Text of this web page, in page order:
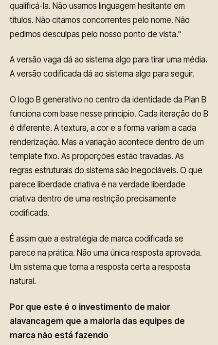
qualificá-la. Não usamos linguagem hesitante em
títulos. Não citamos concorrentes pelo nome. Não
pedimos desculpas pelo nosso ponto de vista."
A versão vaga dá ao sistema algo para tirar uma média.
A versão codificada dá ao sistema algo para seguir.
O logo B generativo no centro da identidade da Plan B
funciona com base nesse princípio. Cada iteração do B
é diferente. A textura, a cor e a forma variam a cada
renderização. Mas a variação acontece dentro de um
template fixo. As proporções estão travadas. As
regras estruturais do sistema são inegociáveis. O que
parece liberdade criativa é na verdade liberdade
criativa dentro de uma restrição precisamente
codificada.
É assim que a estratégia de marca codificada se
parece na prática. Não uma única resposta aprovada.
Um sistema que torna a resposta certa a resposta
natural.
Por que este é o investimento de maior
alavancagem que a maioria das equipes de
marca não está fazendo